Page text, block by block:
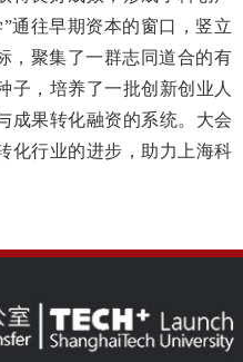
通往早期资本的窗口，竖立
，聚集了一群志同道合的有
子，培养了一批创新创业人
成果转化融资的系统。大会
化行业的进步，助力上海科